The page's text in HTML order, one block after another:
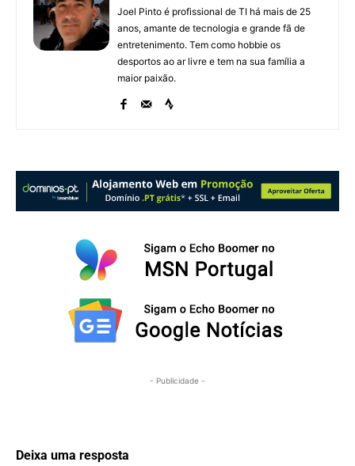
Joel Pinto é profissional de TI há mais de 25
anos, amante de tecnologia e grande fã de
entretenimento. Tem como hobbie os
desportos ao ar livre e tem na sua família a
maior paixão.
- Publicidade -
Deixa uma resposta